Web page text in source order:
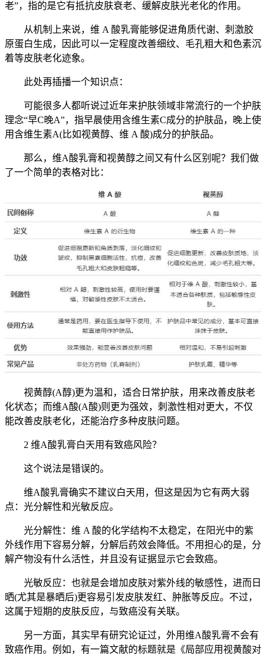
老”，指的是它有抵抗皮肤衰老、缓解皮肤光老化的作用。
从机制上来说，维 A 酸乳膏能够促进角质代谢、刺激胶
原蛋白生成，因此可以一定程度改善细纹、毛孔粗大和色素沉
着等皮肤老化迹象。
此处再插播一个知识点：
可能很多人都听说过近年来护肤领域非常流行的一个护肤
理念“早C晚A”，指早晨使用含维生素C成分的护肤品，晚上使
用含维生素A(比如视黄醇、维 A 酸)成分的护肤品。
那么，维A酸乳膏和视黄醇之间又有什么区别呢？我们做
了一个简单的表格对比：
视黄醇(A醇)更为温和，适合日常护肤，用来改善皮肤老
化状态；而维A酸(A酸)则更为强效，刺激性相对更大，不仅
能改善皮肤老化，还能治疗多种皮肤问题。
2 维A酸乳膏白天用有致癌风险？
这个说法是错误的。
维A酸乳膏确实不建议白天用，但这是因为它有两大弱
点：光分解性和光敏反应。
光分解性：维 A 酸的化学结构不太稳定，在阳光中的紫
外线作用下容易分解，分解后药效会降低。不用担心的是，分
解产物没有什么活性，并且没有证据显示它会致癌。
光敏反应：也就是会增加皮肤对紫外线的敏感性，进而日
晒(尤其是暴晒后)更容易引发皮肤发红、肿胀等反应。不过，
这属于短期的皮肤反应，与致癌没有关联。
另一方面，其实早有研究论证过，外用维A酸乳膏不会有
致癌作用。例如，有一篇文献的标题就是《局部应用视黄酸对